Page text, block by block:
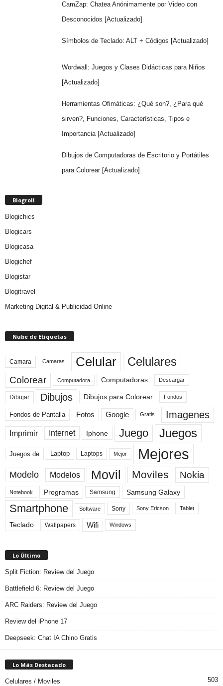
CamZap: Chatea Anónimamente por Video con
Desconocidos [Actualizado]
Símbolos de Teclado: ALT + Códigos [Actualizado]
Wordwall: Juegos y Clases Didácticas para Niños
[Actualizado]
Herramientas Ofimáticas: ¿Qué son?, ¿Para qué
sirven?, Funciones, Características, Tipos e
Importancia [Actualizado]
Dibujos de Computadoras de Escritorio y Portátiles
para Colorear [Actualizado]
Blogroll
Blogichics
Blogicars
Blogicasa
Blogichef
Blogistar
Blogitravel
Marketing Digital & Publicidad Online
Nube de Etiquetas
Camara Camaras Celular Celulares
Colorear Computadora Computadoras Descargar
Dibujar Dibujos Dibujos para Colorear Fondos
Fondos de Pantalla Fotos Google Gratis Imagenes
Imprimir Internet Iphone Juego Juegos
Juegos de Laptop Laptops Mejor Mejores
Modelo Modelos Movil Moviles Nokia
Notebook Programas Samsung Samsung Galaxy
Smartphone Software Sony Sony Ericson Tablet
Teclado Wallpapers Wifi Windows
Lo Último
Split Fiction: Review del Juego
Battlefield 6: Review del Juego
ARC Raiders: Review del Juego
Review del iPhone 17
Deepseek: Chat IA Chino Gratis
Lo Más Destacado
Celulares / Moviles 503